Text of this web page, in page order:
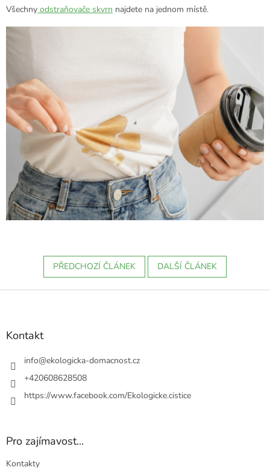
Všechny odstraňovače skvrn najdete na jednom místě.
PŘEDCHOZÍ ČLÁNEK DALŠÍ ČLÁNEK
Z
Kontakt
info@ekologicka-domacnost.cz
+420608628508
https://www.facebook.com/Ekologicke.cistice
Pro zajímavost...
Kontakty